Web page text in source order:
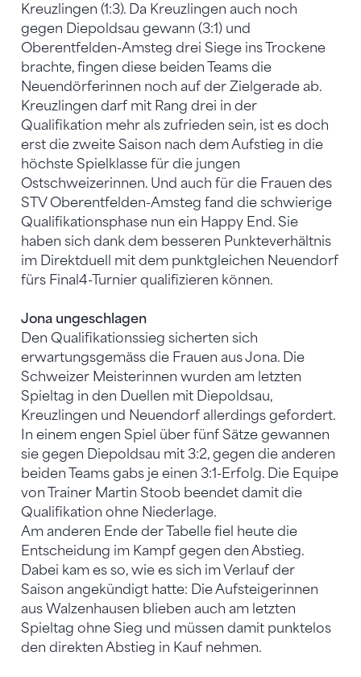
Kreuzlingen (1:3). Da Kreuzlingen auch noch
gegen Diepoldsau gewann (3:1) und
Oberentfelden-Amsteg drei Siege ins Trockene
brachte, fingen diese beiden Teams die
Neuendörferinnen noch auf der Zielgerade ab.
Kreuzlingen darf mit Rang drei in der
Qualifikation mehr als zufrieden sein, ist es doch
erst die zweite Saison nach dem Aufstieg in die
höchste Spielklasse für die jungen
Ostschweizerinnen. Und auch für die Frauen des
STV Oberentfelden-Amsteg fand die schwierige
Qualifikationsphase nun ein Happy End. Sie
haben sich dank dem besseren Punkteverhältnis
im Direktduell mit dem punktgleichen Neuendorf
fürs Final4-Turnier qualifizieren können.
Jona ungeschlagen
Den Qualifikationssieg sicherten sich
erwartungsgemäss die Frauen aus Jona. Die
Schweizer Meisterinnen wurden am letzten
Spieltag in den Duellen mit Diepoldsau,
Kreuzlingen und Neuendorf allerdings gefordert.
In einem engen Spiel über fünf Sätze gewannen
sie gegen Diepoldsau mit 3:2, gegen die anderen
beiden Teams gabs je einen 3:1-Erfolg. Die Equipe
von Trainer Martin Stoob beendet damit die
Qualifikation ohne Niederlage.
Am anderen Ende der Tabelle fiel heute die
Entscheidung im Kampf gegen den Abstieg.
Dabei kam es so, wie es sich im Verlauf der
Saison angekündigt hatte: Die Aufsteigerinnen
aus Walzenhausen blieben auch am letzten
Spieltag ohne Sieg und müssen damit punktelos
den direkten Abstieg in Kauf nehmen.